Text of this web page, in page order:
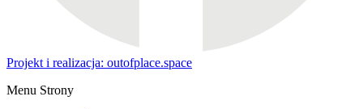
Projekt i realizacja: outofplace.space
Menu Strony